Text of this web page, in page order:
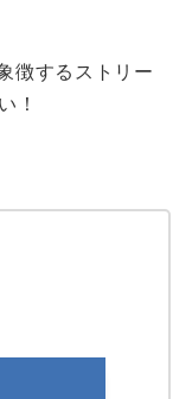
徴するストリー
！